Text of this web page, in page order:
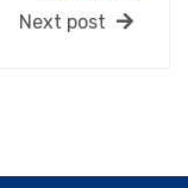
Next post